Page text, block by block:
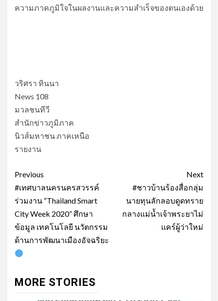
ความภาคภูมิใจในผลงานและความสำเร็จของตนเองด้วย
วริศรา ทินนา
News 108
มวลชนทีวี
สำนักข่าวภูมิภาค
นิวส์มหาชน ภาคเหนือ
รายงาน
Post
navigation
Previous
#เทศบาลนครนครสวรรค์
ร่วมงาน “Thailand Smart
City Week 2020” ศึกษา
ข้อมูล เทคโนโลยี นวัตกรรม
ด้านการพัฒนาเมืองอัจฉริยะ
Next
#ชาวบ้านร้องสื่อกลุ่ม
นายทุนลักลอบดูดทราย
กลางแม่น้ำเจ้าพระยาไม่
แคร์ผู้ว่าใหม่
MORE STORIES